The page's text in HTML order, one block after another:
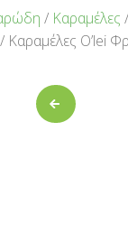
/ Καραμέλες /
/ Καραμέλες O’lei